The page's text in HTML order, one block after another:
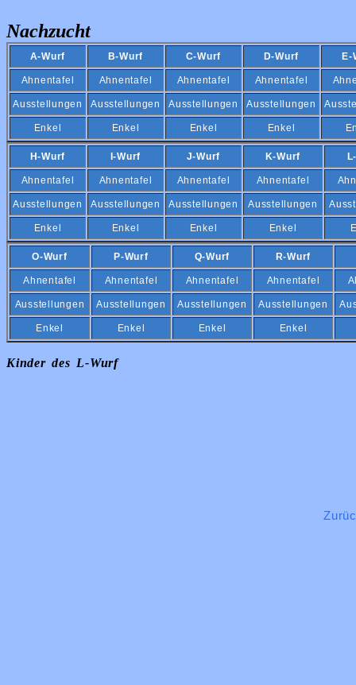
Nachzucht
A-Wurf B-Wurf C-Wurf D-Wurf E-
Ahnentafel Ahnentafel Ahnentafel Ahnentafel
Ausstellungen Ausstellungen Ausstellungen Ausstellungen
Enkel Enkel Enkel Enkel
H-Wurf I-Wurf J-Wurf K-Wurf
Ahnentafel Ahnentafel Ahnentafel Ahnentafel
Ausstellungen Ausstellungen Ausstellungen Ausstellungen
Enkel Enkel Enkel Enkel
O-Wurf P-Wurf Q-Wurf R-Wurf
Ahnentafel Ahnentafel Ahnentafel Ahnentafel
Ausstellungen Ausstellungen Ausstellungen Ausstellungen
Enkel Enkel Enkel Enkel
Kinder des L-Wurf